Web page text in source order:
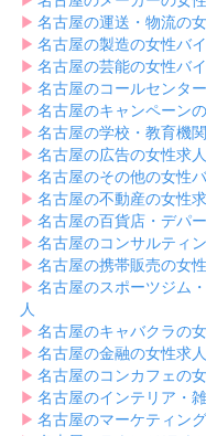
▶︎ 名古屋の運送・物流の
▶︎ 名古屋の製造の女性バ
▶︎ 名古屋の芸能の女性バ
▶︎ 名古屋のコールセンタ
▶︎ 名古屋のキャンペーン
▶︎ 名古屋の学校・教育機
▶︎ 名古屋の広告の女性求
▶︎ 名古屋のその他の女性
▶︎ 名古屋の不動産の女性
▶︎ 名古屋の百貨店・デパ
▶︎ 名古屋のコンサルティ
▶︎ 名古屋の携帯販売の女
▶︎ 名古屋のスポーツジム
人
▶︎ 名古屋のキャバクラの
▶︎ 名古屋の金融の女性求
▶︎ 名古屋のコンカフェの
▶︎ 名古屋のインテリア・
▶︎ 名古屋のマーケティン